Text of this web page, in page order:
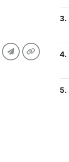
3.
4.
5.